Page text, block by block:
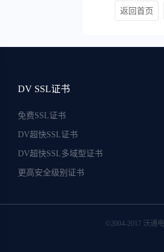
返回首页
DV SSL证书
免费SSL证书
DV超快SSL证书
DV超快SSL多域型证书
更高安全级别证书
©2004-2017 沃通